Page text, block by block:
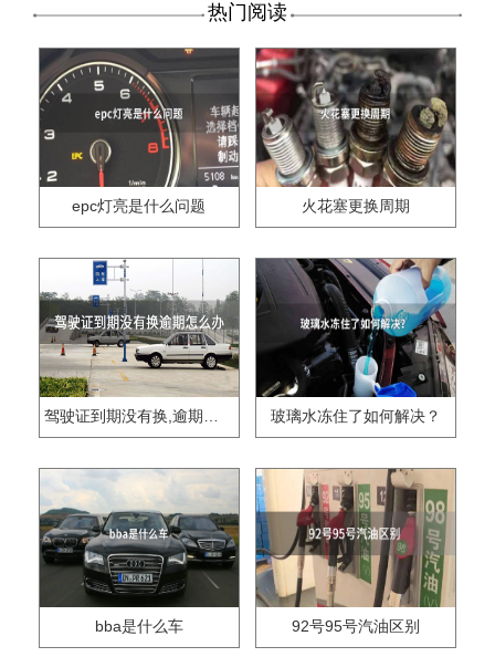
热门阅读
epc灯亮是什么问题 火花塞更换周期
驾驶证到期没有换,逾期怎么办?? 玻璃水冻住了如何解决？
bba是什么车 92号95号汽油区别